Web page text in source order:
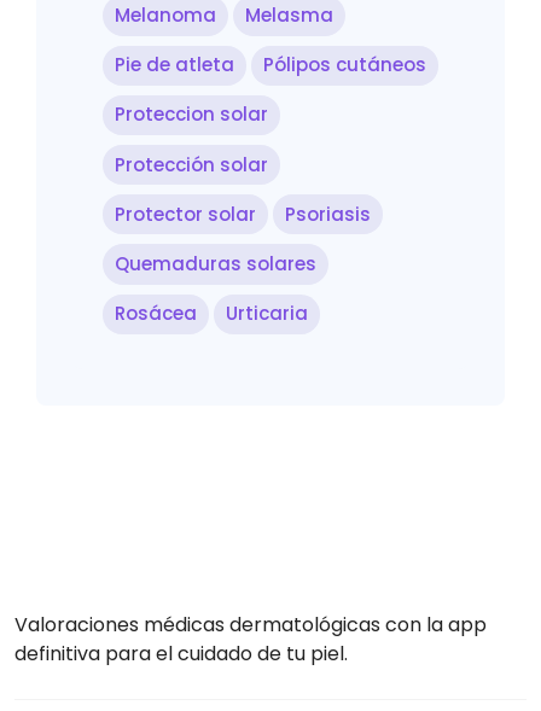
Melanoma
Melasma
Pie de atleta
Pólipos cutáneos
Proteccion solar
Protección solar
Protector solar
Psoriasis
Quemaduras solares
Rosácea
Urticaria
Valoraciones médicas dermatológicas con la app
definitiva para el cuidado de tu piel.